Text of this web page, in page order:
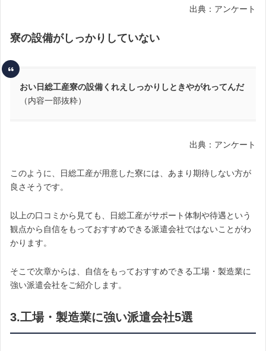
出典：アンケート
寮の設備がしっかりしていない
おい日総工産寮の設備くれえしっかりしときやがれってんだ
（内容一部抜粋）
出典：アンケート
このように、日総工産が用意した寮には、あまり期待しない方が
良さそうです。
以上の口コミから見ても、日総工産がサポート体制や待遇という
観点から自信をもっておすすめできる派遣会社ではないことがわ
かります。
そこで次章からは、自信をもっておすすめできる工場・製造業に
強い派遣会社をご紹介します。
3.工場・製造業に強い派遣会社5選